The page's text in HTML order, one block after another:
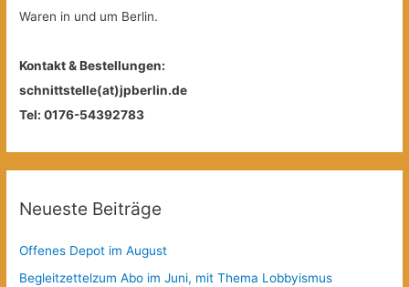
Waren in und um Berlin.
Kontakt & Bestellungen:
schnittstelle(at)jpberlin.de
Tel: 0176-54392783
Neueste Beiträge
Offenes Depot im August
Begleitzettelzum Abo im Juni, mit Thema Lobbyismus